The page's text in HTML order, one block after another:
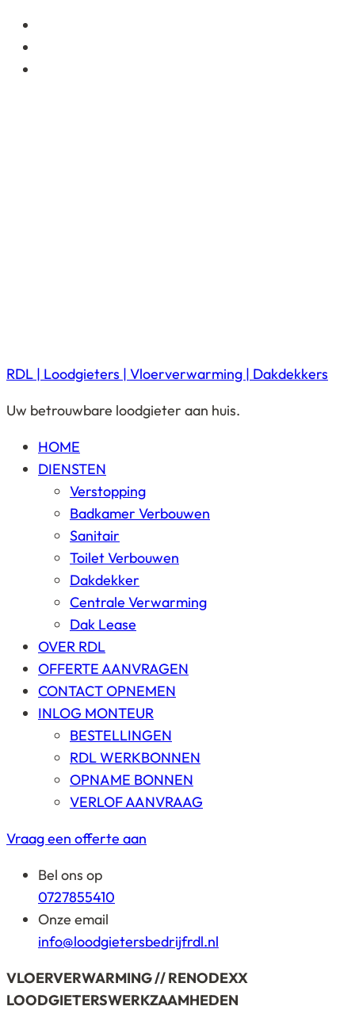
RDL | Loodgieters | Vloerverwarming | Dakdekkers
Uw betrouwbare loodgieter aan huis.
HOME
DIENSTEN
Verstopping
Badkamer Verbouwen
Sanitair
Toilet Verbouwen
Dakdekker
Centrale Verwarming
Dak Lease
OVER RDL
OFFERTE AANVRAGEN
CONTACT OPNEMEN
INLOG MONTEUR
BESTELLINGEN
RDL WERKBONNEN
OPNAME BONNEN
VERLOF AANVRAAG
Vraag een offerte aan
Bel ons op
0727855410
Onze email
info@loodgietersbedrijfrdl.nl
VLOERVERWARMING // RENODEXX
LOODGIETERSWERKZAAMHEDEN